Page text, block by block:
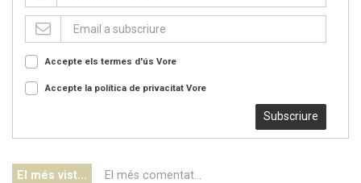
Accepte els termes d'ús Vore
Accepte la política de privacitat Vore
Subscriure
El més vist... El més comentat...